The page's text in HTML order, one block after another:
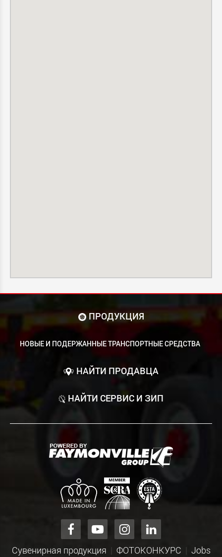
ПРОДУКЦИЯ
НОВЫЕ И ПОДЕРЖАННЫЕ ТРАНСПОРТНЫЕ СРЕДСТВА
НАЙТИ ПРОДАВЦА
НАЙТИ СЕРВИС И ЗИП
Сувенирная продукция ФОТОКОНКУРС Jobs